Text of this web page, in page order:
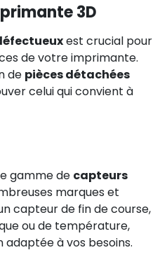
3D
est crucial pour
de votre imprimante.
de pièces détachées
celui qui convient à
gamme de capteurs
marques et
capteur de fin de course,
ou de température,
adaptée à vos besoins.